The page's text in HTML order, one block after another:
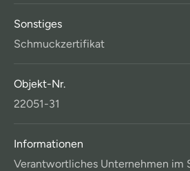
Sonstiges
Schmuckzertifikat
Objekt-Nr.
22051-31
Informationen
Verantwortliches Unternehmen im